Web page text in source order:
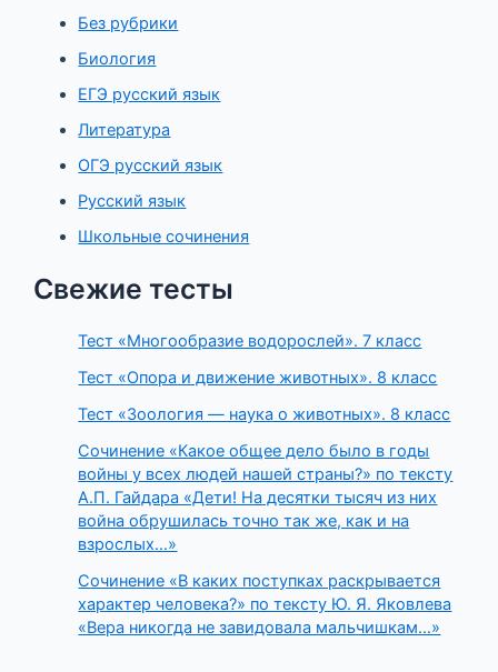
Без рубрики
Биология
ЕГЭ русский язык
Литература
ОГЭ русский язык
Русский язык
Школьные сочинения
Свежие тесты
Тест «Многообразие водорослей». 7 класс
Тест «Опора и движение животных». 8 класс
Тест «Зоология — наука о животных». 8 класс
Сочинение «Какое общее дело было в годы
войны у всех людей нашей страны?» по тексту
А.П. Гайдара «Дети! На десятки тысяч из них
война обрушилась точно так же, как и на
взрослых…»
Сочинение «В каких поступках раскрывается
характер человека?» по тексту Ю. Я. Яковлева
«Вера никогда не завидовала мальчишкам…»